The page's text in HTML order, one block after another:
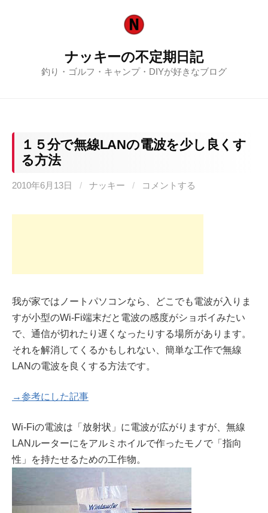
ナッキーの不定期日記
釣り・ゴルフ・キャンプ・DIYが好きなブログ
１５分で無線LANの電波を少し良くす
る方法
2010年6月13日 / ナッキー / コメントする
我が家ではノートパソコンなら、どこでも電波が入りま
すが小型のWi-Fi端末だと電波の感度がショボイみたい
で、通信が切れたり遅くなったりする場所があります。
それを解消してくるかもしれない、簡単な工作で無線
LANの電波を良くする方法です。
→参考にした記事
Wi-Fiの電波は 「放射状」 に電波が広がりますが、無線
LANルーターにをアルミホイルで作ったモノで 「指向
性」
を持たせるための工作物。